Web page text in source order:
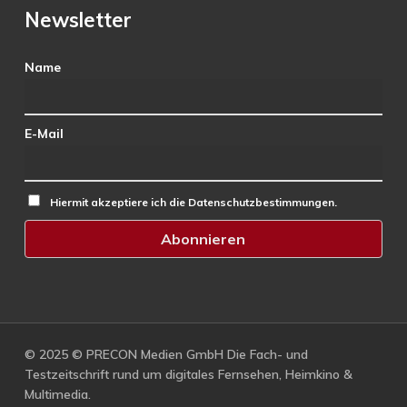
Newsletter
Name
E-Mail
Hiermit akzeptiere ich die Datenschutzbestimmungen.
© 2025 © PRECON Medien GmbH Die Fach- und
Testzeitschrift rund um digitales Fernsehen, Heimkino &
Multimedia.